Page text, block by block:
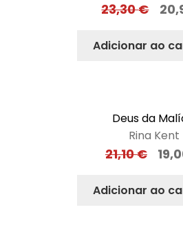
23,30€
Adicionar ao
Deus da
Rina Kent
21,10€
Adicionar ao